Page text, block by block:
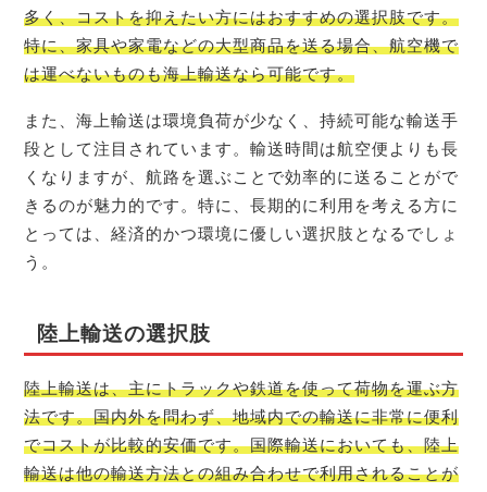
多く、コストを抑えたい方にはおすすめの選択肢です。
特に、家具や家電などの大型商品を送る場合、航空機で
は運べないものも海上輸送なら可能です。
また、海上輸送は環境負荷が少なく、持続可能な輸送手
段として注目されています。輸送時間は航空便よりも長
くなりますが、航路を選ぶことで効率的に送ることがで
きるのが魅力的です。特に、長期的に利用を考える方に
とっては、経済的かつ環境に優しい選択肢となるでしょ
う。
陸上輸送の選択肢
陸上輸送は、主にトラックや鉄道を使って荷物を運ぶ方
法です。国内外を問わず、地域内での輸送に非常に便利
でコストが比較的安価です。国際輸送においても、陸上
輸送は他の輸送方法との組み合わせで利用されることが